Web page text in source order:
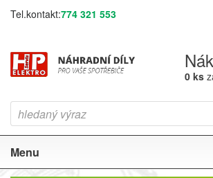
Tel.kontakt:774 321 553
0 ks
Menu